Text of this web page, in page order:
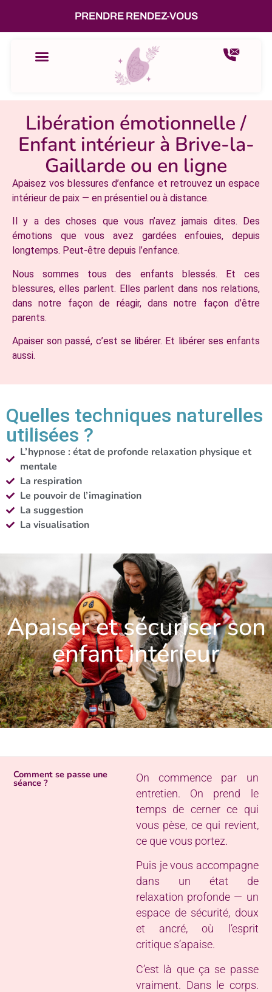
PRENDRE RENDEZ-VOUS
Libération émotionnelle /
Enfant intérieur à Brive-la-
Gaillarde ou en ligne
Apaisez vos blessures d’enfance et retrouvez un espace
intérieur de paix — en présentiel ou à distance.
Il y a des choses que vous n’avez jamais dites. Des
émotions que vous avez gardées enfouies, depuis
longtemps. Peut-être depuis l’enfance.
Nous sommes tous des enfants blessés. Et ces
blessures, elles parlent. Elles parlent dans nos relations,
dans notre façon de réagir, dans notre façon d’être
parents.
Apaiser son passé, c’est se libérer. Et libérer ses enfants
aussi.
Quelles techniques naturelles
utilisées ?
L’hypnose : état de profonde relaxation physique et
mentale
La respiration
Le pouvoir de l’imagination
La suggestion
La visualisation
Apaiser et sécuriser son
enfant intérieur
Comment se passe une
séance ?
On commence par un
entretien. On prend le
temps de cerner ce qui
vous pèse, ce qui revient,
ce que vous portez.
Puis je vous accompagne
dans un état de
relaxation profonde — un
espace de sécurité, doux
et ancré, où l’esprit
critique s’apaise.
C’est là que ça se passe
vraiment. Dans le corps.